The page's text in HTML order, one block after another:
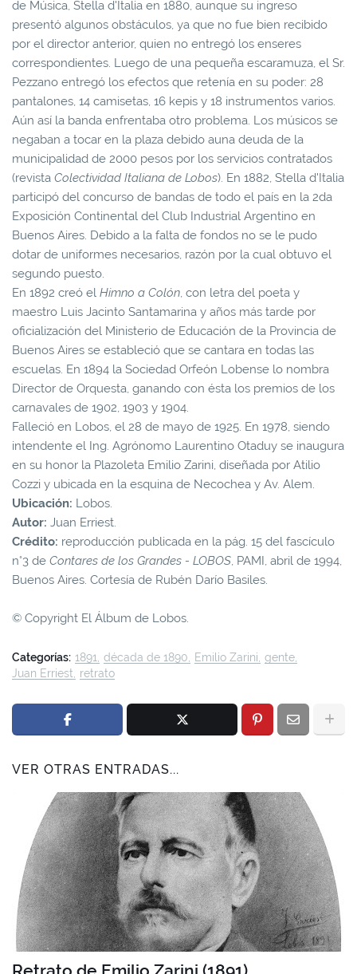
de Música, Stella d'Italia en 1880, aunque su ingreso
presentó algunos obstáculos, ya que no fue bien recibido
por el director anterior, quien no entregó los enseres
correspondientes. Luego de una pequeña escaramuza, el Sr.
Pezzano entregó los efectos que retenía en su poder: 28
pantalones, 14 camisetas, 16 kepis y 18 instrumentos varios.
Aún así la banda enfrentaba otro problema. Los músicos se
negaban a tocar en la plaza debido auna deuda de la
municipalidad de 2000 pesos por los servicios contratados
(revista Colectividad Italiana de Lobos). En 1882, Stella d'Italia
participó del concurso de bandas de todo el país en la 2da
Exposición Continental del Club Industrial Argentino en
Buenos Aires. Debido a la falta de fondos no se le pudo
dotar de uniformes necesarios, razón por la cual obtuvo el
segundo puesto.
En 1892 creó el Himno a Colón, con letra del poeta y
maestro Luis Jacinto Santamarina y años más tarde por
oficialización del Ministerio de Educación de la Provincia de
Buenos Aires se estableció que se cantara en todas las
escuelas. En 1894 la Sociedad Orfeón Lobense lo nombra
Director de Orquesta, ganando con ésta los premios de los
carnavales de 1902, 1903 y 1904.
Falleció en Lobos, el 28 de mayo de 1925. En 1978, siendo
intendente el Ing. Agrónomo Laurentino Otaduy se inaugura
en su honor la Plazoleta Emilio Zarini, diseñada por Atilio
Cozzi y ubicada en la esquina de Necochea y Av. Alem.
Ubicación: Lobos.
Autor: Juan Erriest.
Crédito: reproducción publicada en la pág. 15 del fascículo
n°3 de Contares de los Grandes - LOBOS, PAMI, abril de 1994,
Buenos Aires. Cortesía de Rubén Darío Basiles.
© Copyright El Álbum de Lobos.
Categorías: 1891 década de 1890 Emilio Zarini gente
Juan Erriest
retrato
VER OTRAS ENTRADAS...